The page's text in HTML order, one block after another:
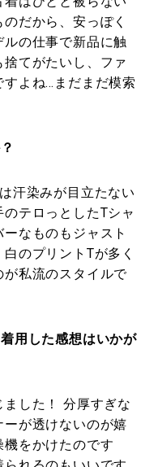
だから、安っぽく
の仕事で新品に触
てがたいし、ファ
よね…まだまだ模索
汗染みが目立たない
テロっとしたTシャ
なものもジャスト
のプリントTが多く
私流のスタイルで
用した感想はいかが
した！ 分厚すぎな
ーが透けないのが嬉
機をかけたのです